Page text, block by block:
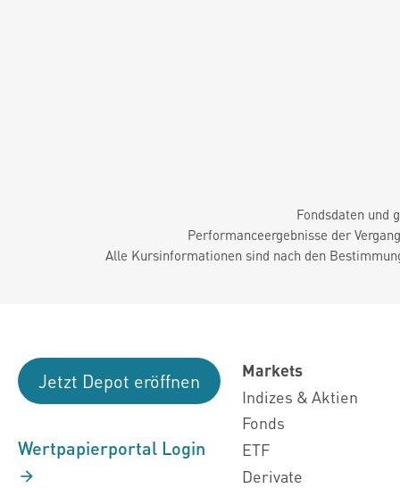
Fondsdaten und
Performanceergebnisse der
Alle Kursinformationen sind nach den
Jetzt Depot eröffnen
Wertpapierportal Login
Markets
Indizes & Aktien
Fonds
ETF
Derivate